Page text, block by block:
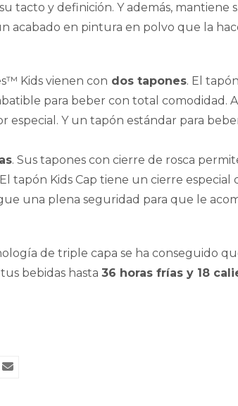
tacto y definición. Y además, mantiene
acabado en pintura en polvo que la
Kids vienen con dos tapones. El
para beber con total comodidad.
especial. Y un tapón estándar para
. Sus tapones con cierre de rosca
tapón Kids Cap tiene un cierre especial
una plena seguridad para que le
de triple capa se ha conseguido
bebidas hasta 36 horas frías y 18